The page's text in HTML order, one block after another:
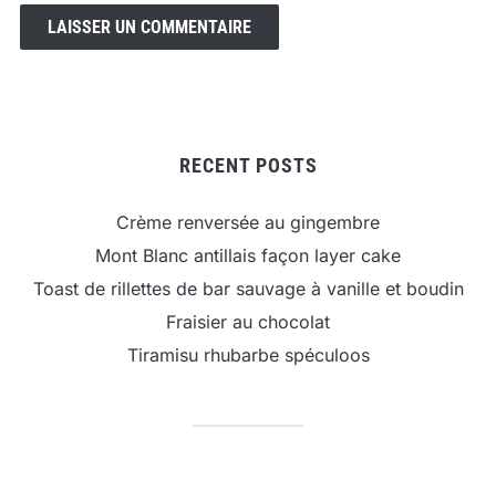
RECENT POSTS
Crème renversée au gingembre
Mont Blanc antillais façon layer cake
Toast de rillettes de bar sauvage à vanille et boudin
Fraisier au chocolat
Tiramisu rhubarbe spéculoos